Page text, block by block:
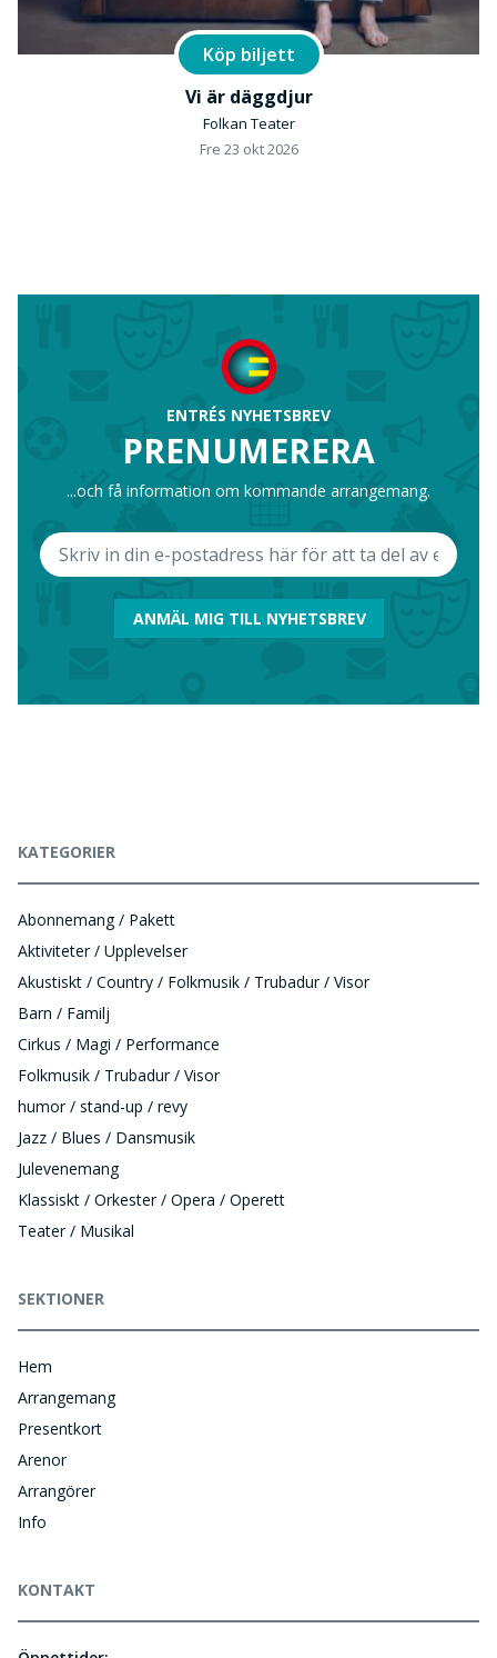
Köp biljett
Vi är däggdjur
Folkan Teater
Fre 23 okt 2026
ENTRÉS NYHETSBREV
PRENUMERERA
...och få information om kommande arrangemang.
ANMÄL MIG TILL NYHETSBREV
KATEGORIER
Abonnemang / Pakett
Aktiviteter / Upplevelser
Akustiskt / Country / Folkmusik / Trubadur / Visor
Barn / Familj
Cirkus / Magi / Performance
Folkmusik / Trubadur / Visor
humor / stand-up / revy
Jazz / Blues / Dansmusik
Julevenemang
Klassiskt / Orkester / Opera / Operett
Teater / Musikal
SEKTIONER
Hem
Arrangemang
Presentkort
Arenor
Arrangörer
Info
KONTAKT